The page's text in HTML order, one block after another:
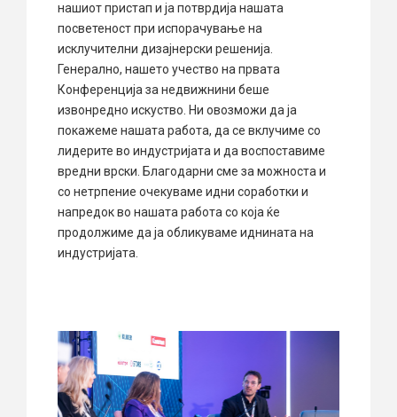
нашиот пристап и ја потврдија нашата
посветеност при испорачување на
исклучителни дизајнерски решенија.
Генерално, нашето учество на првата
Конференција за недвижнини беше
извонредно искуство. Ни овозможи да ја
покажеме нашата работа, да се вклучиме со
лидерите во индустријата и да воспоставиме
вредни врски. Благодарни сме за можноста и
со нетрпение очекуваме идни соработки и
напредок во нашата работа со која ќе
продолжиме да ја обликуваме иднината на
индустријата.